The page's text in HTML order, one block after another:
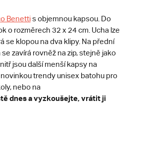
Benettis objemnou kapsou. Do
o rozměrech 32 x 24 cm. Ucha lze
se klopou na dva klipy. Na přední
zavírá rovněž na zip, stejně jako
jsou další menší kapsy na
trendy unisex batohu pro
nebo na
dnes a vyzkoušejte, vrátit ji